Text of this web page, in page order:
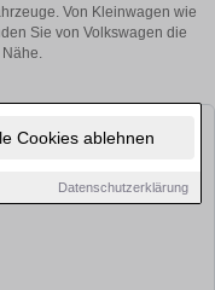
Cookies ablehnen
Datenschutzerklärung
Von Kleinwagen wie
Sie von Volkswagen die
Nähe.